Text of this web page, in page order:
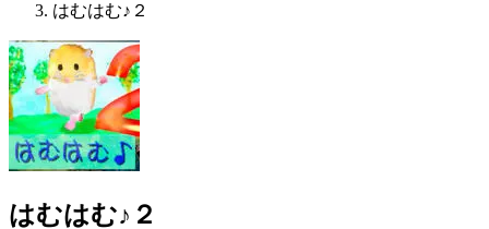
はむはむ♪２
はむはむ♪２